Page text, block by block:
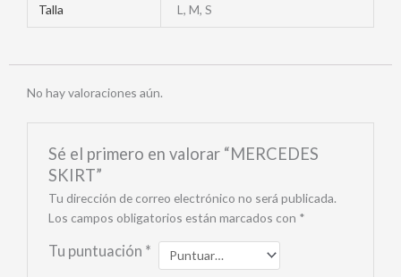
Talla L, M, S
No hay valoraciones aún.
Sé el primero en valorar “MERCEDES
SKIRT”
Tu dirección de correo electrónico no será publicada.
Los campos obligatorios están marcados con *
Tu puntuación *